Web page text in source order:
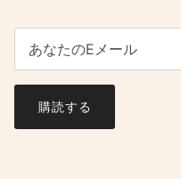
購読する